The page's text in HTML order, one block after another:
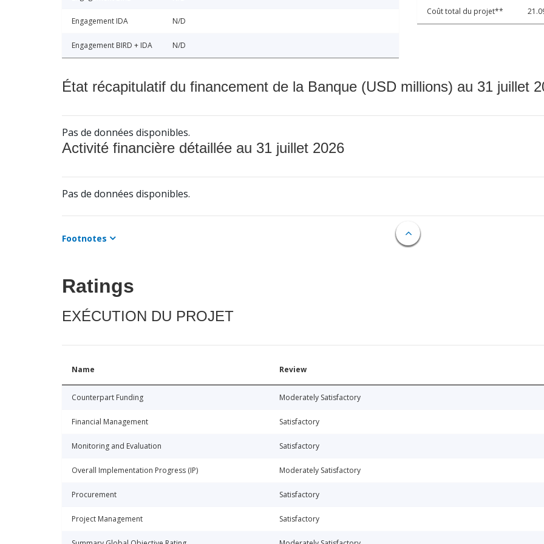
Engagement IDA N/D
Engagement BIRD + IDA N/D
Coût total du projet**
État récapitulatif du financement de la Banque (USD millions) au 31 juillet
Pas de données disponibles.
Activité financière détaillée au 31 juillet 2026
Pas de données disponibles.
Footnotes
Ratings
EXÉCUTION DU PROJET
Name Review
Counterpart Funding Moderately Satisfactory
Financial Management Satisfactory
Monitoring and Evaluation Satisfactory
Overall Implementation Progress (IP) Moderately Satisfactory
Procurement Satisfactory
Project Management Satisfactory